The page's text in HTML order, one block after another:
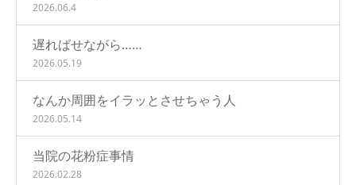
2026.06.4
遅ればせながら……
2026.05.19
なんか周囲をイラッとさせちゃう人
2026.05.14
当院の花粉症事情
2026.02.28